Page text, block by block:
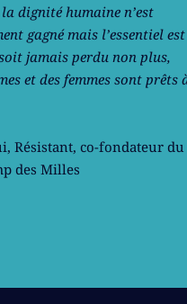
dignité humaine n’est
gagné mais l’essentiel est
jamais perdu non plus,
et des femmes sont prêts
, Résistant, co-fondateur du
des Milles